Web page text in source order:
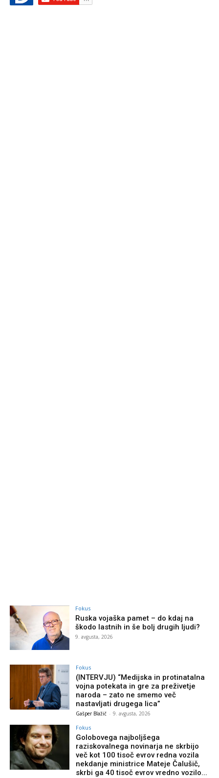
Fokus
Ruska vojaška pamet – do kdaj na
škodo lastnih in še bolj drugih ljudi?
9. avgusta, 2026
Fokus
(INTERVJU) “Medijska in protinatalna
vojna potekata in gre za preživetje
naroda – zato ne smemo več
nastavljati drugega lica”
Gašper Blažič - 9. avgusta, 2026
Fokus
Golobovega najboljšega
raziskovalnega novinarja ne skrbijo
več kot 100 tisoč evrov redna vozila
nekdanje ministrice Mateje Čalušič,
skrbi ga 40 tisoč evrov vredno vozilo...